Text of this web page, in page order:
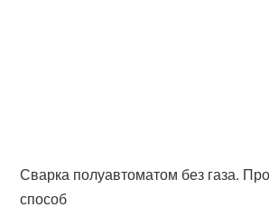
Сварка полуавтоматом без газа.
способ